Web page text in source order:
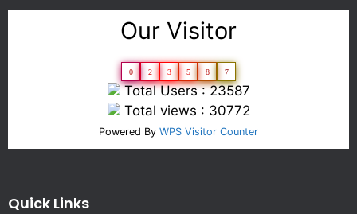
Our Visitor
0 2 3 5 8 7
Total Users : 23587
Total views : 30772
Powered By WPS Visitor Counter
Quick Links